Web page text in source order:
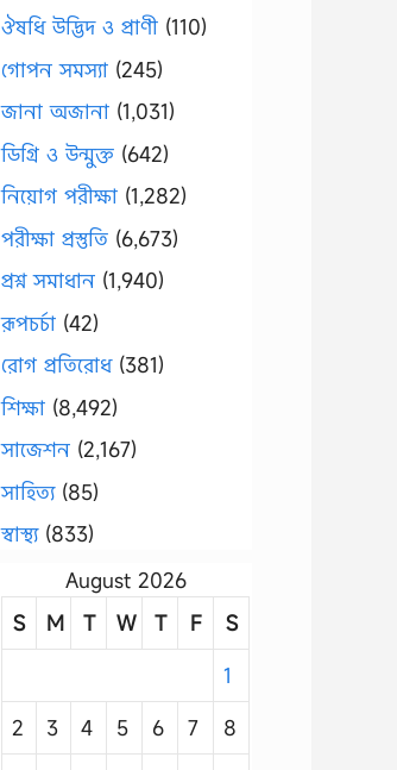
ঔষধি উদ্ভিদ ও প্রাণী (110)
গোপন সমস্যা (245)
জানা অজানা (1,031)
ডিগ্রি ও উন্মুক্ত (642)
নিয়োগ পরীক্ষা (1,282)
পরীক্ষা প্রস্তুতি (6,673)
প্রশ্ন সমাধান (1,940)
রূপচর্চা (42)
রোগ প্রতিরোধ(381)
শিক্ষা (8,492)
সাজেশন (2,167)
সাহিত্য(85)
স্বাস্থ্য(833)
August 2026
S
M T W T F
S
1
2
3 4 5 6 7
8